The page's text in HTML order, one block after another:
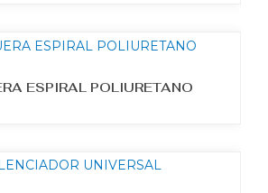
ESPIRAL POLIURETANO